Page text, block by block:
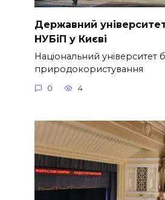
Державний
НУБіП у Києві
Національний університет
природокористування
0 4